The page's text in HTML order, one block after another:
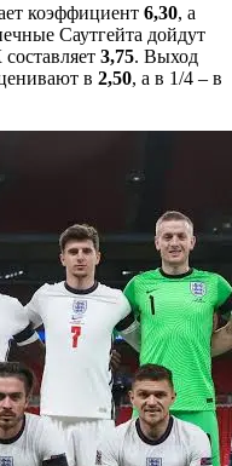
коэффициент 6,30, а
Саутгейта дойдут
3,75. Выход
в 2,50, а в 1/4 – в